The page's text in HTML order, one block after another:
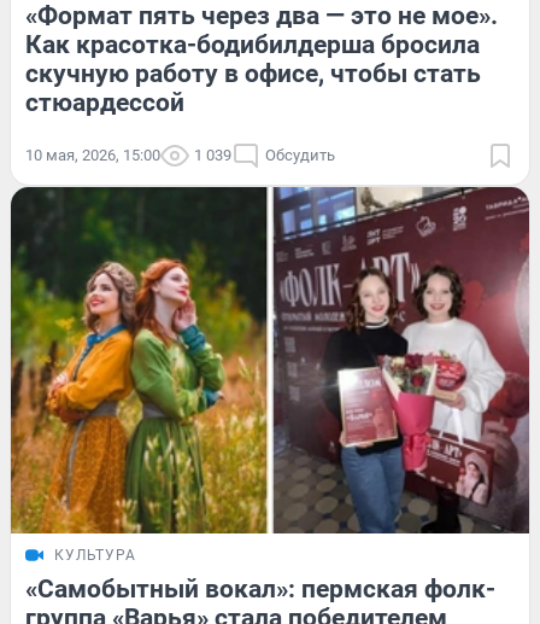
«Формат пять через два — это не мое».
Как красотка-бодибилдерша бросила
скучную работу в офисе, чтобы стать
стюардессой
10 мая, 2026, 15:00 1 039 Обсудить
КУЛЬТУРА
«Самобытный вокал»: пермская фолк-
группа «Варья» стала победителем